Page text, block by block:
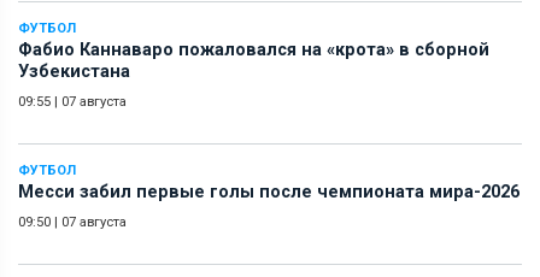
ФУТБОЛ
Фабио Каннаваро пожаловался на «крота» в сборной
Узбекистана
09:55 | 07 августа
ФУТБОЛ
Месси забил первые голы после чемпионата мира-2026
09:50 | 07 августа